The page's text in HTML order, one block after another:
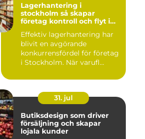
Lagerhantering i
stockholm så skapar
företag kontroll och flyt i
Effektiv lagerhantering har
blivit en avgörande
konkurrensfördel för företag
i Stockholm. När varufl...
31. jul
Butiksdesign som driver
försäljning och skapar
lojala kunder